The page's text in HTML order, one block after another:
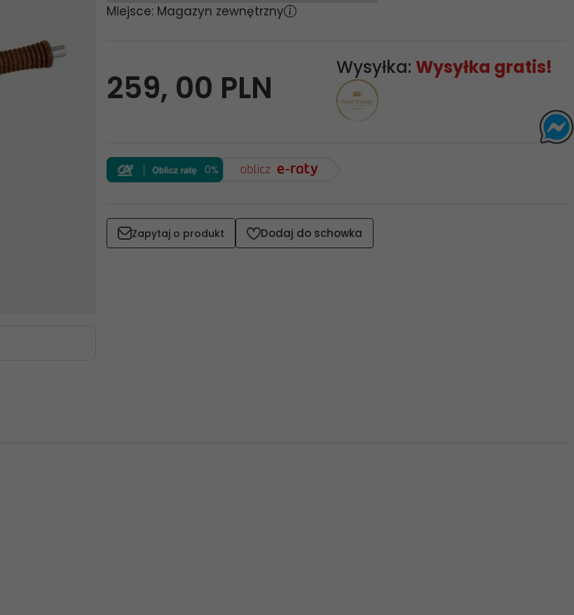
Miejsce: Magazyn zewnętrzny
259, 00 PLN
Wysyłka: Wysyłka gratis!
0%
Zapytaj o produkt Dodaj do schowka